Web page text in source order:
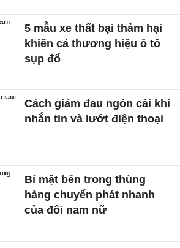
5 mẫu xe thất bại thảm hại
khiến cả thương hiệu ô tô
sụp đổ
Cách giảm đau ngón cái khi
nhắn tin và lướt điện thoại
Bí mật bên trong thùng
hàng chuyển phát nhanh
của đôi nam nữ